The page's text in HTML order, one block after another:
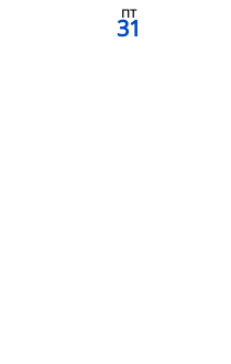
пт
31